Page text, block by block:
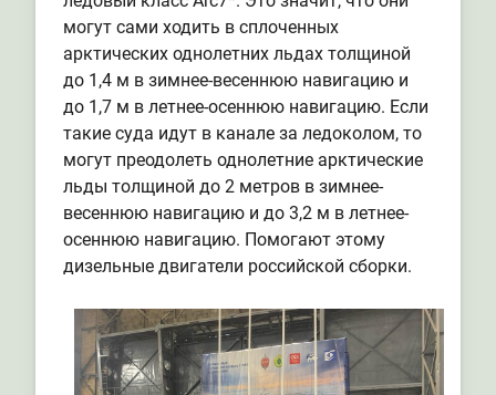
могут сами ходить в сплоченных
арктических однолетних льдах толщиной
до 1,4 м в зимнее-весеннюю навигацию и
до 1,7 м в летнее-осеннюю навигацию. Если
такие суда идут в канале за ледоколом, то
могут преодолеть однолетние арктические
льды толщиной до 2 метров в зимнее-
весеннюю навигацию и до 3,2 м в летнее-
осеннюю навигацию. Помогают этому
дизельные двигатели российской сборки.